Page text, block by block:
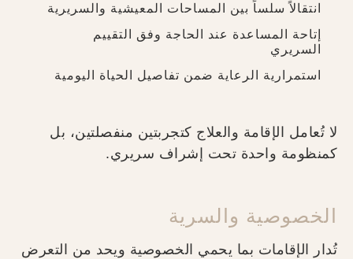
انتقالاً سلساً بين المساحات المعيشية والسريرية
إتاحة المساعدة عند الحاجة وفق التقييم
السريري
استمرارية الرعاية ضمن تفاصيل الحياة اليومية
لا تُعامل الإقامة والعلاج كتجربتين منفصلتين، بل
كمنظومة واحدة تحت إشراف سريري.
الخصوصية والسرية
تُدار الإقامات بما يحمي الخصوصية ويحد من التعرض